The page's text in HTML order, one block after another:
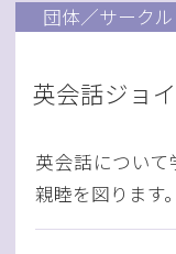
団体／サークル
英会話ジョ
英会話につい
親睦を図ります。